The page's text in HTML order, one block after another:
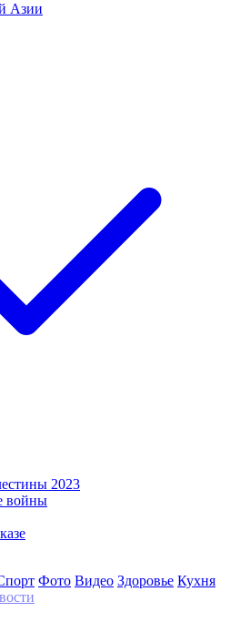
Азии
2023
войны
Фото Видео Здоровье Кухня